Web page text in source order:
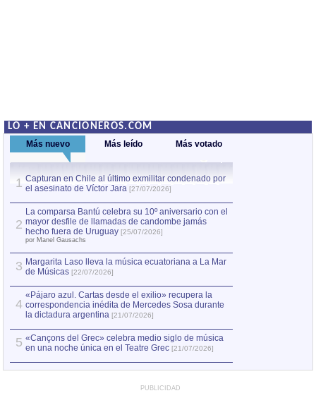
LO + EN CANCIONEROS.COM
Más nuevo Más leído Más votado
1 Capturan en Chile al último exmilitar condenado por
el asesinato de Víctor Jara [27/07/2026]
2
La comparsa Bantú celebra su 10º aniversario con el
mayor desfile de llamadas de candombe jamás
hecho fuera de Uruguay [25/07/2026]
por Manel Gausachs
3 Margarita Laso lleva la música ecuatoriana a La Mar
de Músicas [22/07/2026]
4
«Pájaro azul. Cartas desde el exilio» recupera la
correspondencia inédita de Mercedes Sosa durante
la dictadura argentina [21/07/2026]
5 «Cançons del Grec» celebra medio siglo de música
en una noche única en el Teatre Grec [21/07/2026]
PUBLICIDAD